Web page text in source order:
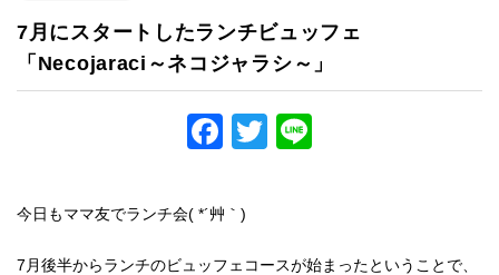
7月にスタートしたランチビュッフェ
「Necojaraci～ネコジャラシ～」
Facebook
Twitter
今日もママ友でランチ会( *´艸｀)
7月後半からランチのビュッフェコースが始まったということで、